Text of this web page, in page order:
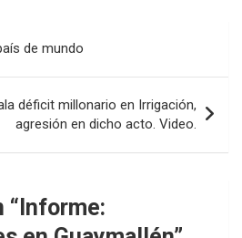
de mundo
déficit millonario en Irrigación,
agresión en dicho acto. Video.
“ Informe: